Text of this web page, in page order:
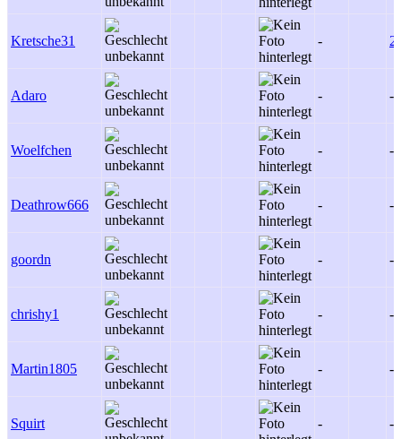
Kretsche31 - 2
Adaro - -
Woelfchen - -
Deathrow666 - -
goordn - -
chrishy1 - -
Martin1805 - -
Squirt - -